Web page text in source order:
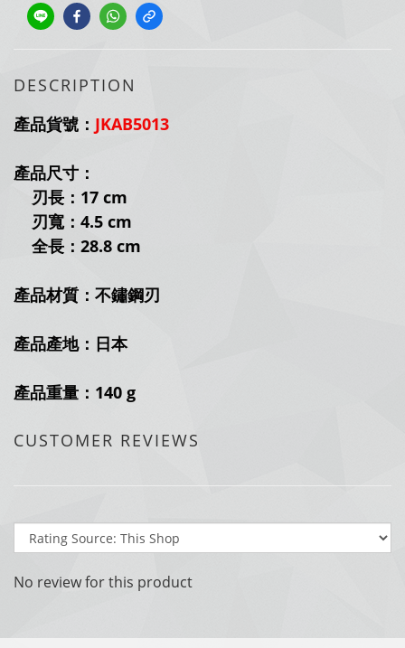
DESCRIPTION
產品貨號： JKAB5013
產品尺寸：
刃長：17 cm
刃寬：4.5 cm
全長：28.8 cm
產品材質：不鏽鋼刃
產品產地：日本
產品重量：140 g
CUSTOMER REVIEWS
No review for this product